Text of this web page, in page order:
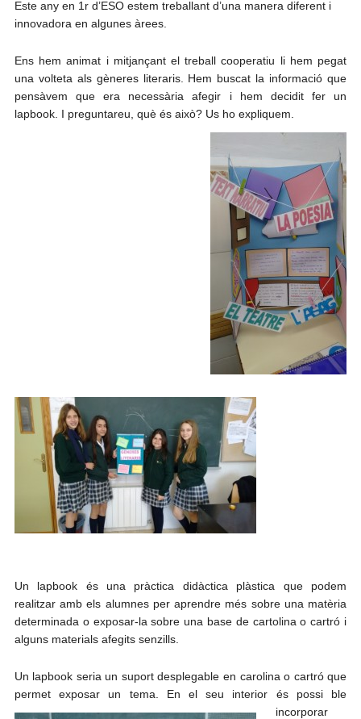
Este any en 1r d’ESO estem treballant d’una manera diferent i
innovadora en algunes àrees.
Ens hem animat i mitjançant el treball cooperatiu li hem pegat
una volteta als gèneres literaris. Hem buscat la informació que
pensàvem que era necessària afegir i hem decidit fer un
lapbook. I preguntareu, què és això? Us ho expliquem.
Un lapbook és una pràctica didàctica plàstica que podem
realitzar amb els alumnes per aprendre més sobre una matèria
determinada o exposar-la sobre una base de cartolina o cartró i
alguns materials afegits senzills.
Un lapbook seria un suport desplegable en carolina o cartró que
permet exposar un tema. En el seu interior és possible
incorporar